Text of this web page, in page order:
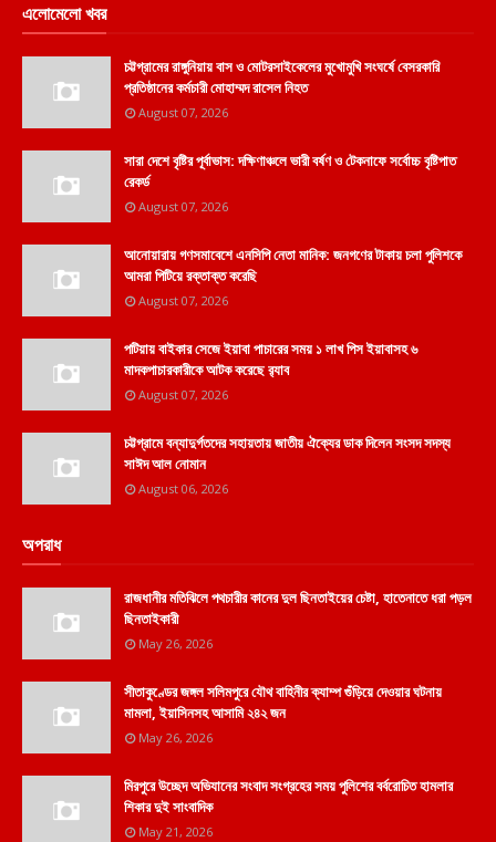
এলোমেলো খবর
চট্টগ্রামের রাঙ্গুনিয়ায় বাস ও মোটরসাইকেলের মুখোমুখি সংঘর্ষে বেসরকারি
প্রতিষ্ঠানের কর্মচারী মোহাম্মদ রাসেল নিহত
August 07, 2026
সারা দেশে বৃষ্টির পূর্বাভাস: দক্ষিণাঞ্চলে ভারী বর্ষণ ও টেকনাফে সর্বোচ্চ বৃষ্টিপাত
রেকর্ড
August 07, 2026
আনোয়ারায় গণসমাবেশে এনসিপি নেতা মানিক: জনগণের টাকায় চলা পুলিশকে
আমরা পিটিয়ে রক্তাক্ত করেছি
August 07, 2026
পটিয়ায় বাইকার সেজে ইয়াবা পাচারের সময় ১ লাখ পিস ইয়াবাসহ ৬
মাদকপাচারকারীকে আটক করেছে র‌্যাব
August 07, 2026
চট্টগ্রামে বন্যাদুর্গতদের সহায়তায় জাতীয় ঐক্যের ডাক দিলেন সংসদ সদস্য
সাঈদ আল নোমান
August 06, 2026
অপরাধ
রাজধানীর মতিঝিলে পথচারীর কানের দুল ছিনতাইয়ের চেষ্টা, হাতেনাতে ধরা পড়ল
ছিনতাইকারী
May 26, 2026
সীতাকুণ্ডের জঙ্গল সলিমপুরে যৌথ বাহিনীর ক্যাম্প গুঁড়িয়ে দেওয়ার ঘটনায়
মামলা, ইয়াসিনসহ আসামি ২৪২ জন
May 26, 2026
মিরপুরে উচ্ছেদ অভিযানের সংবাদ সংগ্রহের সময় পুলিশের বর্বরোচিত হামলার
শিকার দুই সাংবাদিক
May 21, 2026